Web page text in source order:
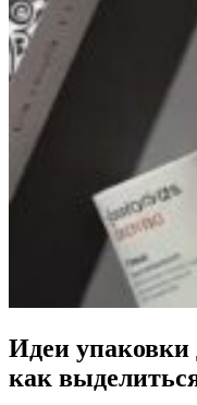
Идеи упаковки
как